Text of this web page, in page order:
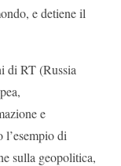
e detiene il
di RT (Russia
e
l’esempio di
sulla geopolitica,